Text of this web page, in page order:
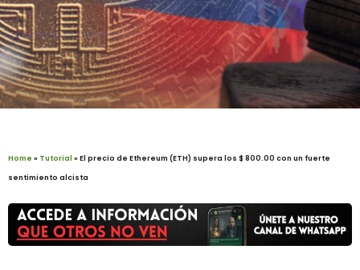
Home » Tutorial »El precio de Ethereum (ETH) supera los $ 800.00 con un fuerte
sentimiento alcista